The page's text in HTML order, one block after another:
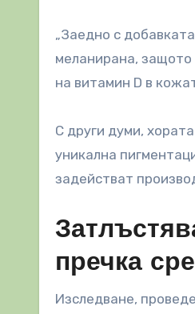
„Заедно с
меланирана, защото
на витамин D в
С други думи,
уникална
задействат
пречка
Изследване,